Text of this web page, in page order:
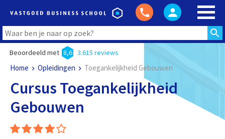
Beoordeeld met 8,6 3.615 reviews
Home Opleidingen Toegankelijkheid Gebouwen
Cursus Toegankelijkheid
Gebouwen